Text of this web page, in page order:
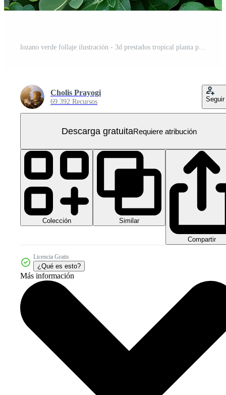
lozano verde follaje ilustración - 3d prestados tropical planta pared con detallado hojas PNG Gratis
Cholis Prayogi
69.392 Recursos Seguir
Descarga gratuitaRequiere atribución
Colección Similar
Compartir
Licencia Gratis
¿Qué es esto?
Más información